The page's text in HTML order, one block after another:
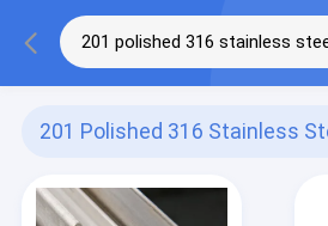
201 Polished 316 Stainless